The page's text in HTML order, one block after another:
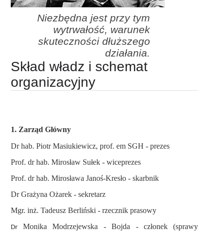
Niezbędna jest przy tym
wytrwałość, warunek
skuteczności dłuższego
działania.
Skład władz i schemat
organizacyjny
1. Zarząd Główny
Dr hab. Piotr Masiukiewicz, prof. em SGH - prezes
Prof. dr hab. Mirosław Sułek - wiceprezes
Prof. dr hab. Mirosława Janoś-Kresło - skarbnik
Dr Grażyna Ożarek - sekretarz
Mgr. inż. Tadeusz Berliński - rzecznik prasowy
Dr Monika Modrzejewska - Bojda - członek (sprawy